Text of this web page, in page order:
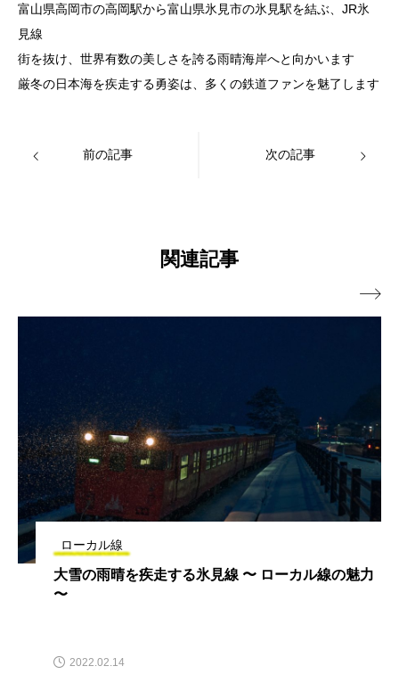
富山県高岡市の高岡駅から富山県氷見市の氷見駅を結ぶ、JR氷
見線
街を抜け、世界有数の美しさを誇る雨晴海岸へと向かいます
厳冬の日本海を疾走する勇姿は、多くの鉄道ファンを魅了します
前の記事 次の記事
関連記事
ローカル線
大雪の雨晴を疾走する氷見線 〜 ローカル線の魅力
〜
2022.02.14
